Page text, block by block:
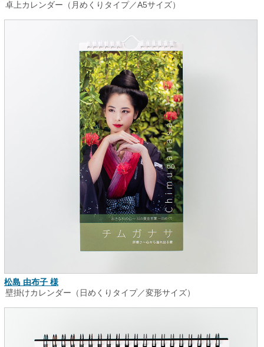
卓上カレンダー（月めくりタイプ／A5サイズ）
松島 由布子 様
壁掛けカレンダー（日めくりタイプ／変形サイズ）